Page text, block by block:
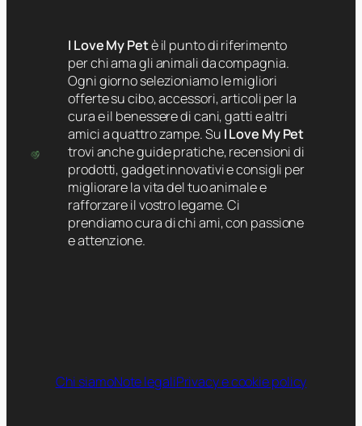
I Love My Petè il punto di riferimento
per chi ama gli animali da compagnia.
Ogni giorno selezioniamo le migliori
offerte su cibo, accessori, articoli per la
cura e il benessere di cani, gatti e altri
amici a quattro zampe. Su I Love My Pet
trovi anche guide pratiche, recensioni di
prodotti, gadget innovativi e consigli per
migliorare la vita del tuo animale e
rafforzare il vostro legame. Ci
prendiamo cura di chi ami, con passione
e attenzione.
Chi siamoNote legaliPrivacy e cookie policy